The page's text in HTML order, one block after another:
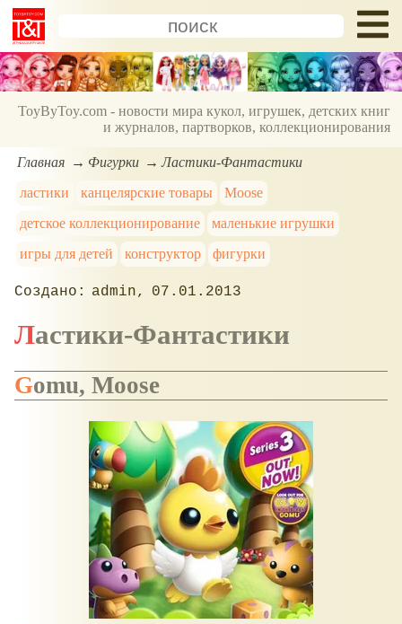
ToyByToy.com - новости мира кукол, игрушек, детских книг
и журналов, партворков, коллекционирования
Главная Фигурки
Ластики-Фантастики
ластики
канцелярские товары
Moose
детское коллекционирование
маленькие игрушки
игры для детей
конструктор фигурки
admin 07.01.2013
Ластики-Фантастики
Gomu, Moose